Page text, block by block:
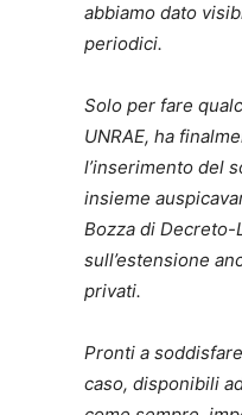
abbiamo dato
periodici.
Solo per fare
UNRAE, ha
l’inserimento del
insieme
Bozza di Decreto-
sull’estensione
privati.
Pronti a
caso, disponibili